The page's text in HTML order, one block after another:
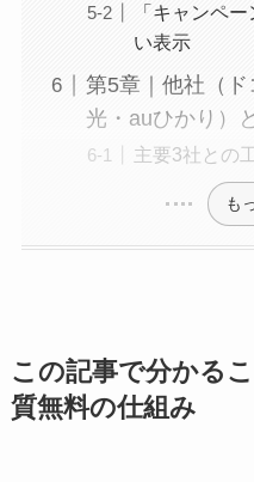
「キャンペ
い表示
第5章｜他社（
光・auひかり）
主要3社との
も
この記事で分かる
質無料の仕組み